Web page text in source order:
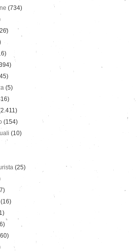
(734)
(5)
(154)
(10)
(25)
(16)